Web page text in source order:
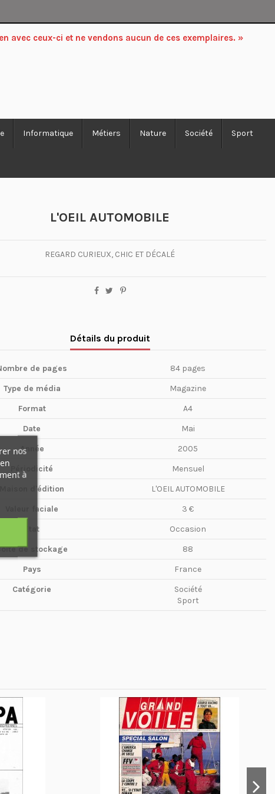
avec ceux-ci et ne vendons aucun de ces exemplaires. »
Informatique Métiers Nature Société Sport
L'OEIL AUTOMOBILE
REGARD CURIEUX, CHIC ET DÉCALÉ
Détails du produit
de pages
84 pages
Type de média
Magazine
Format
A4
Date
Mai
Année
2005
Périodicité
Mensuel
Maison d'édition
L'OEIL AUTOMOBILE
Valeur faciale
3 €
Etat
Occasion
de stockage
88
Pays
France
Catégorie
Société
Sport
nos
à